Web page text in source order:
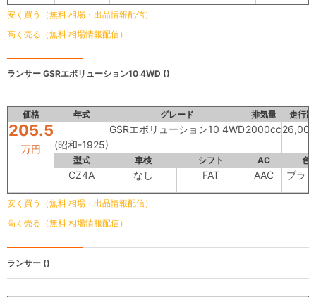
安く買う（無料 相場・出品情報配信）
高く売る（無料 相場情報配信）
ランサー GSRエボリューション10 4WD ()
価格 年式 グレード 排気量 走行
205.5
万円 (昭和-1925)
GSRエボリューション10 4WD2000cc
型式 車検 シフト AC 色
CZ4A なし FAT AAC ブラ
安く買う（無料 相場・出品情報配信）
高く売る（無料 相場情報配信）
ランサー ()